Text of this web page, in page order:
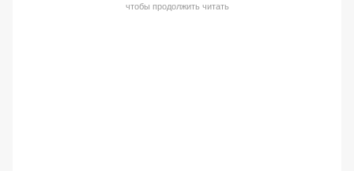
чтобы продолжить читать